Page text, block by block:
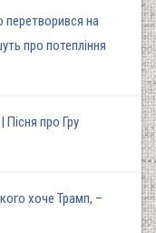
перетворився на
про потепління
Пісня про Гру
хоче Трамп, –